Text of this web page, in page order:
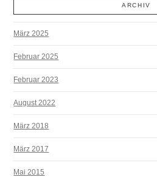
ARCHIV
März 2025
Februar 2025
Februar 2023
August 2022
März 2018
März 2017
Mai 2015